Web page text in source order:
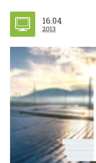
16.04
2013